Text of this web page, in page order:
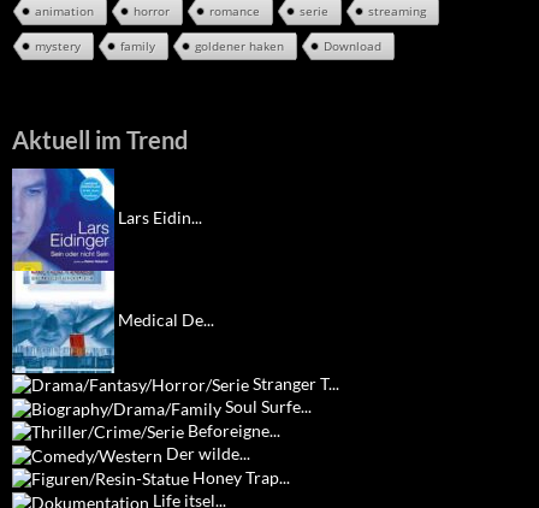
animation horror romance serie streaming
mystery family goldener haken Download
Aktuell im Trend
Lars Eidin...
Medical De...
Stranger T...
Soul Surfe...
Beforeigne...
Der wilde...
Honey Trap...
Life itsel...